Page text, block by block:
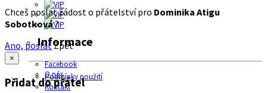
Informace
Facebook
O nás
Podmínky použití
Kontakt
Chceš poslat žádost o přátelství pro Dominika Atigu
Sobotková?
Ano, poslatZpět
×
Přidat do přátel